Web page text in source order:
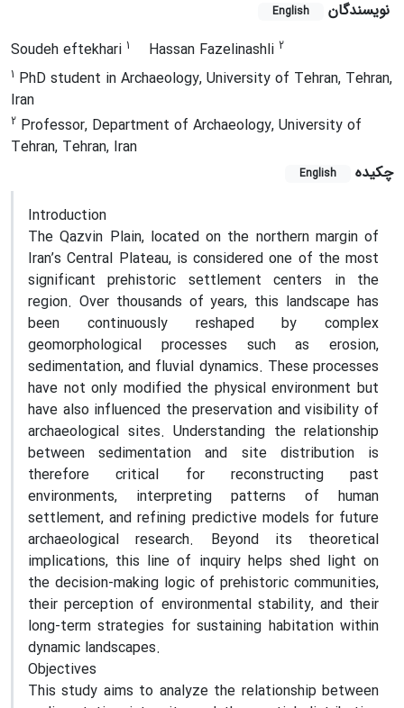
نویسندگان English
Soudeh eftekhari 1 Hassan Fazelinashli 2
1 PhD student in Archaeology, University of Tehran, Tehran,
Iran
2 Professor, Department of Archaeology, University of
Tehran, Tehran, Iran
چکیده
English
Introduction
The Qazvin Plain, located on the northern margin of
Iran’s Central Plateau, is considered one of the most
significant prehistoric settlement centers in the
region. Over thousands of years, this landscape has
been continuously reshaped by complex
geomorphological processes such as erosion,
sedimentation, and fluvial dynamics. These processes
have not only modified the physical environment but
have also influenced the preservation and visibility of
archaeological sites. Understanding the relationship
between sedimentation and site distribution is
therefore critical for reconstructing past
environments, interpreting patterns of human
settlement, and refining predictive models for future
archaeological research. Beyond its theoretical
implications, this line of inquiry helps shed light on
the decision-making logic of prehistoric communities,
their perception of environmental stability, and their
long-term strategies for sustaining habitation within
dynamic landscapes.
Objectives
This study aims to analyze the relationship between